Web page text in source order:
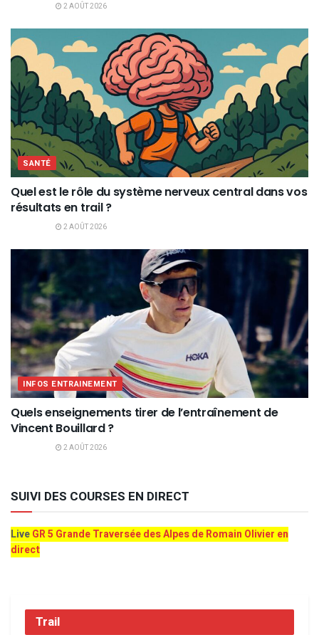
2 AOÛT 2026
SANTÉ
Quel est le rôle du système nerveux central dans vos
résultats en trail ?
2 AOÛT 2026
INFOS ENTRAINEMENT
Quels enseignements tirer de l’entraînement de
Vincent Bouillard ?
2 AOÛT 2026
SUIVI DES COURSES EN DIRECT
LiveGR 5 Grande Traversée des Alpes de Romain Olivier en
direct
Trail